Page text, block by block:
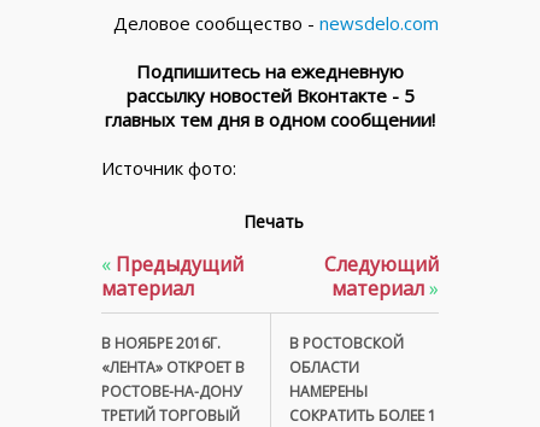
Деловое сообщество - newsdelo.com
Подпишитесь на ежедневную
рассылку новостей Вконтакте - 5
главных тем дня в одном сообщении!
Источник фото:
Печать
« Предыдущий
материал
В НОЯБРЕ 2016Г.
«ЛЕНТА» ОТКРОЕТ В
РОСТОВЕ-НА-ДОНУ
ТРЕТИЙ ТОРГОВЫЙ
Следующий
материал»
В РОСТОВСКОЙ
ОБЛАСТИ
НАМЕРЕНЫ
СОКРАТИТЬ БОЛЕЕ 1